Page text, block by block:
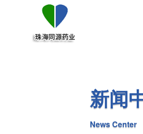
新闻
News Center